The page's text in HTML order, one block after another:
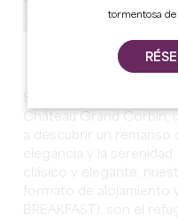
Ver
Château Grand Corbin,
a descubrir un remanso
elegancia y la
clásico y elegante,
formato de alojamiento
BREAKFAST), son el
tormentosa de